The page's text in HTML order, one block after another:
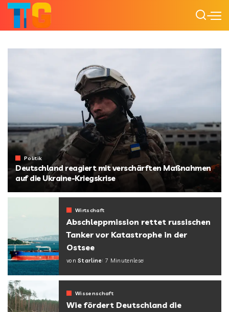
Politik
Deutschland reagiert mit verschärften Maßnahmen
auf die Ukraine-Kriegskrise
von Starline
Wirtschaft
Abschleppmission rettet russischen
Tanker vor Katastrophe in der
Ostsee
von Starline 7 Minutenlese
Wissenschaft
Wie fördert Deutschland die